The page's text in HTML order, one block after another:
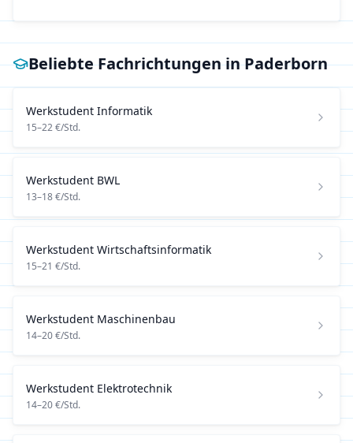
Beliebte Fachrichtungen inPaderborn
Werkstudent Informatik
15–22€/Std.
Werkstudent BWL
13–18€/Std.
Werkstudent Wirtschaftsinformatik
15–21 €/Std.
Werkstudent Maschinenbau
14–20€/Std.
Werkstudent Elektrotechnik
14–20€/Std.